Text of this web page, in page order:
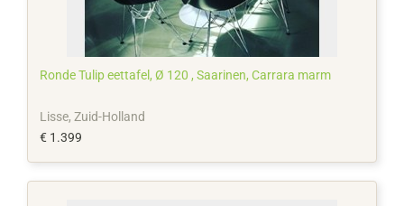
Ronde Tulip eettafel, Ø 120 , Saarinen, Carrara marm
Lisse, Zuid-Holland
€ 1.399